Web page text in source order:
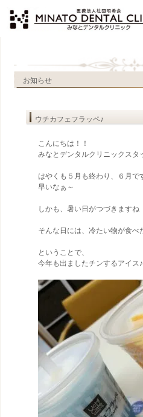
ホーム
院長あいさつ
クリニック紹介
痛みの少ない取り組み
料金案内
お問い合わ
お知らせ
ウチカフェフラッペ♪
こんにちは！！
みなとデンタルクリニックスタ
はやくも５月も終わり、６月で
早いなぁ～
しかも、暑い日がつづきますね
そんな日には、冷たい物が食べ
ということで、
今年も出ましたチンするアイス♪